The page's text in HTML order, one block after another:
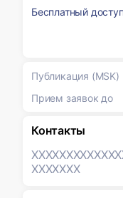
Бесплатный
Публикация (MSK)
Прием заявок до
Контакты
XXXXXXX
XXXXXXX